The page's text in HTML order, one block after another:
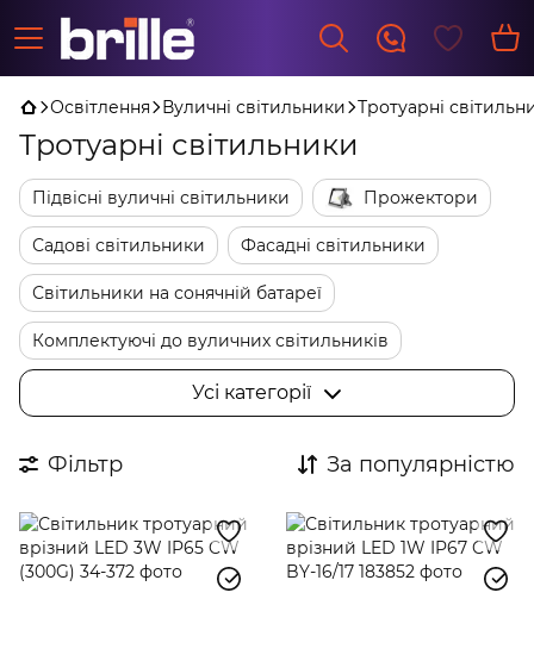
Освітлення Вуличні світильники Тротуарні
Тротуарні світильники
Підвісні вуличні світильники Прожектори
Садові світильники Фасадні світильники
Світильники на сонячній батареї
Комплектуючі до вуличних світильників
Ретро гірлянди лампочки
Тротуарні світильники
Настінні вуличні світильники
Консольні світильники Світильники для басейну
Усі категорії
Фільтр За популярністю